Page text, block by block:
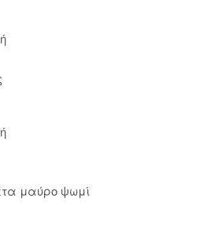
μαύρο ψωμί